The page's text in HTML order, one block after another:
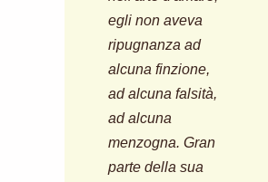
egli non aveva
ripugnanza ad
alcuna finzione,
ad alcuna falsità,
ad alcuna
menzogna. Gran
parte della sua